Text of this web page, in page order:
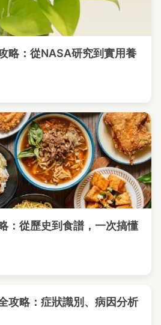
略：從NASA研究到實用養
：從歷史到食譜，一次搞懂
攻略：症狀識別、病因分析